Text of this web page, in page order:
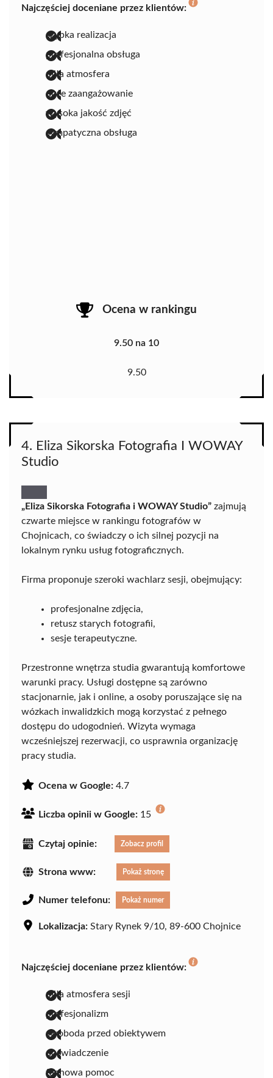
Najczęściej doceniane przez klientów:
szybka realizacja
profesjonalna obsługa
miła atmosfera
duże zaangażowanie
wysoka jakość zdjęć
sympatyczna obsługa
Ocena w rankingu
9.50 na 10
9.50
4. Eliza Sikorska Fotografia I WOWAY
Studio
„Eliza Sikorska Fotografia i WOWAY Studio” zajmują
czwarte miejsce w rankingu fotografów w
Chojnicach, co świadczy o ich silnej pozycji na
lokalnym rynku usług fotograficznych.
Firma proponuje szeroki wachlarz sesji, obejmujący:
profesjonalne zdjęcia,
retusz starych fotografii,
sesje terapeutyczne.
Przestronne wnętrza studia gwarantują komfortowe
warunki pracy. Usługi dostępne są zarówno
stacjonarnie, jak i online, a osoby poruszające się na
wózkach inwalidzkich mogą korzystać z pełnego
dostępu do udogodnień. Wizyta wymaga
wcześniejszej rezerwacji, co usprawnia organizację
pracy studia.
Ocena w Google: 4.7
Liczba opinii w Google: 15
Czytaj opinie: Zobacz profil
Strona www: Pokaż stronę
Numer telefonu: Pokaż numer
Lokalizacja: Stary Rynek 9/10, 89-600 Chojnice
Najczęściej doceniane przez klientów:
miła atmosfera sesji
profesjonalizm
swoboda przed obiektywem
doświadczenie
fachowa pomoc